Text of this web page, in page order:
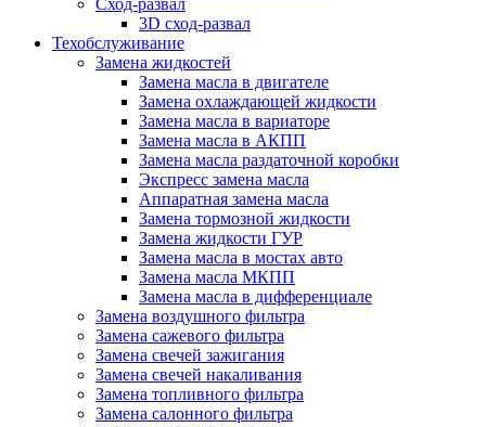
Сход-развал
3D сход-развал
Техобслуживание
Замена жидкостей
Замена масла в двигателе
Замена охлаждающей жидкости
Замена масла в вариаторе
Замена масла в АКПП
Замена масла раздаточной коробки
Экспресс замена масла
Аппаратная замена масла
Замена тормозной жидкости
Замена жидкости ГУР
Замена масла в мостах авто
Замена масла МКПП
Замена масла в дифференциале
Замена воздушного фильтра
Замена сажевого фильтра
Замена свечей зажигания
Замена свечей накаливания
Замена топливного фильтра
Замена салонного фильтра